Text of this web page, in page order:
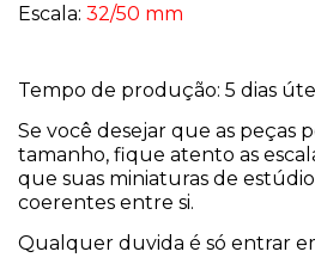
Escala: 32/50 mm
Tempo de produção: 5 dias
Se você desejar que as peças
tamanho, fique atento as
que suas miniaturas de
coerentes entre si.
Qualquer duvida é só entrar